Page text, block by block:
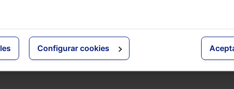
Configurar cookies